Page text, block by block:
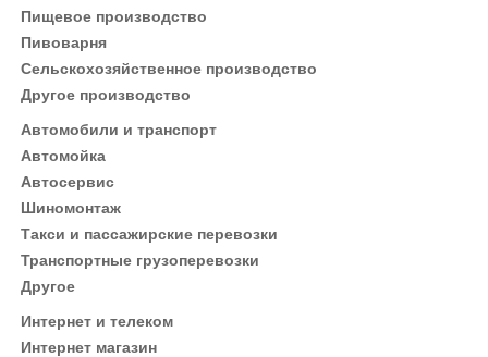
Пищевое производство
Пивоварня
Сельскохозяйственное производство
Другое производство
Автомобили и транспорт
Автомойка
Автосервис
Шиномонтаж
Такси и пассажирские перевозки
Транспортные грузоперевозки
Другое
Интернет и телеком
Интернет магазин